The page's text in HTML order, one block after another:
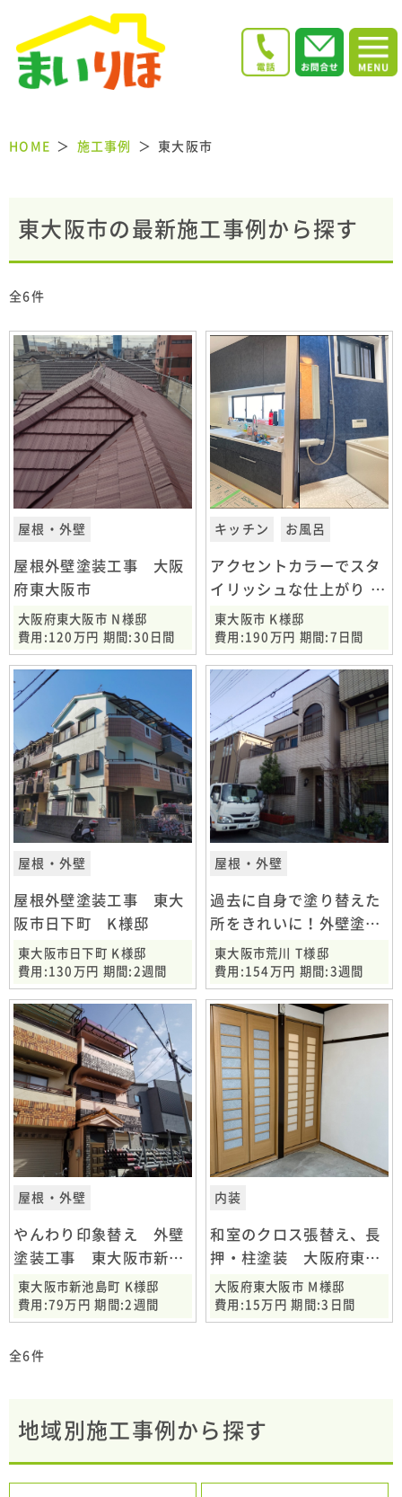
HOME 施工事例 東大阪市
東大阪市の最新施工事例から探す
全6件
屋根・外壁
屋根外壁塗装工事 大阪
府東大阪市
大阪府東大阪市 N様邸
費用:120万円 期間:30日間
キッチン お風呂
アクセントカラーでスタ
イリッシュな仕上がり キ
ッチンお風呂交換工事 東
大阪市
東大阪市 K様邸
費用:190万円 期間:7日間
屋根・外壁
屋根外壁塗装工事 東大
阪市日下町 K様邸
東大阪市日下町 K様邸
費用:130万円 期間:2週間
屋根・外壁
過去に自身で塗り替えた
所をきれいに！外壁塗装
工事 東大阪市荒川
東大阪市荒川 T様邸
費用:154万円 期間:3週間
屋根・外壁
やんわり印象替え 外壁
塗装工事 東大阪市新池
島町
東大阪市新池島町 K様邸
費用:79万円 期間:2週間
内装
和室のクロス張替え、長
押・柱塗装 大阪府東大
阪市
大阪府東大阪市 M様邸
費用:15万円 期間:3日間
全6件
地域別施工事例から探す